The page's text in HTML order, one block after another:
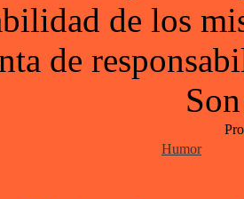
de los
de
Humor